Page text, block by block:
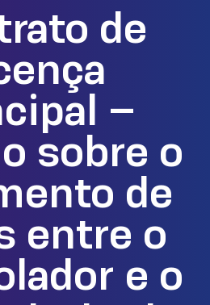
de
–
sobre o
de
entre o
e o